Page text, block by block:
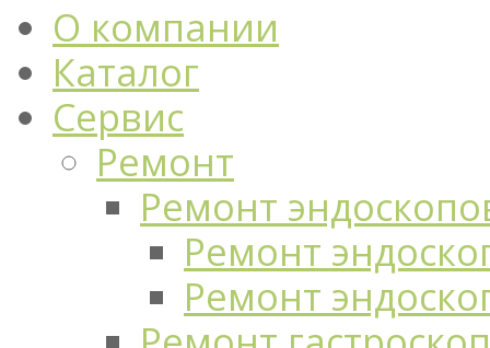
О компании
Каталог
Сервис
Ремонт
Ремонт
Ремонт
Ремонт